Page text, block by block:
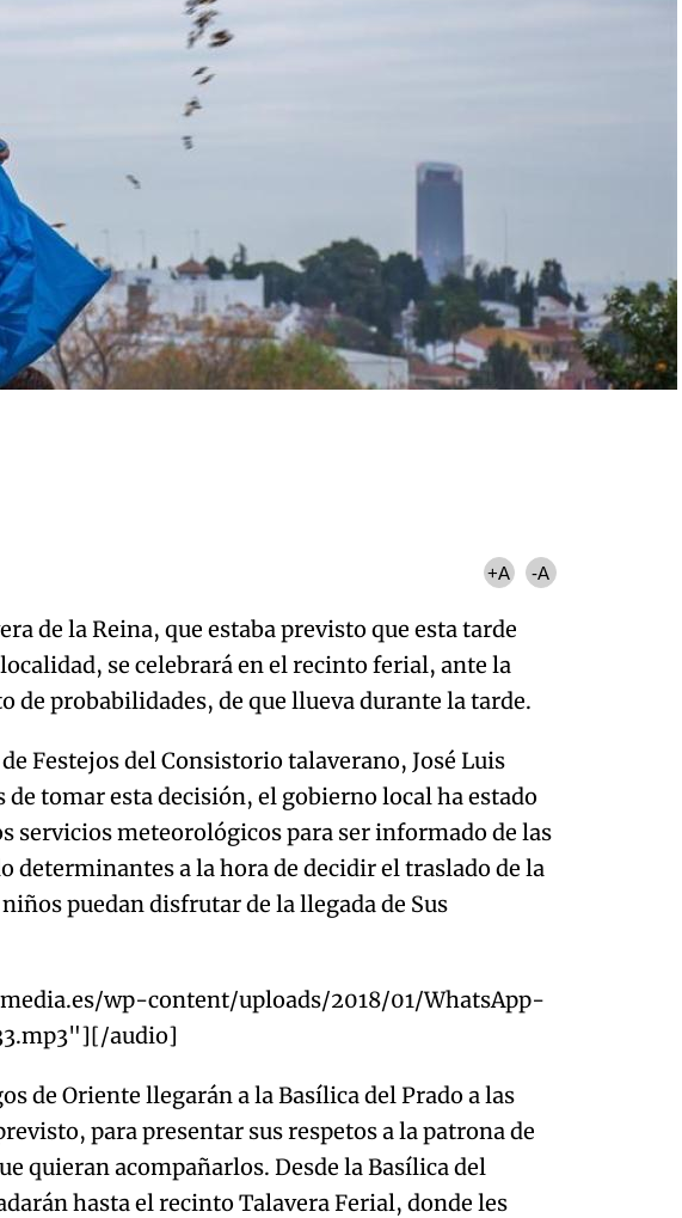
+A -A
de la Reina, que estaba previsto que esta tarde
se celebrará en el recinto ferial, ante la
de probabilidades, de que llueva durante la tarde.
Festejos del Consistorio talaverano, José Luis
de tomar esta decisión, el gobierno local ha estado
servicios meteorológicos para ser informado de las
determinantes a la hora de decidir el traslado de la
puedan disfrutar de la llegada de Sus
wp-content/uploads/2018/01/WhatsApp-
audio]
de Oriente llegarán a la Basílica del Prado a las
para presentar sus respetos a la patrona de
quieran acompañarlos. Desde la Basílica del
hasta el recinto Talavera Ferial, donde les